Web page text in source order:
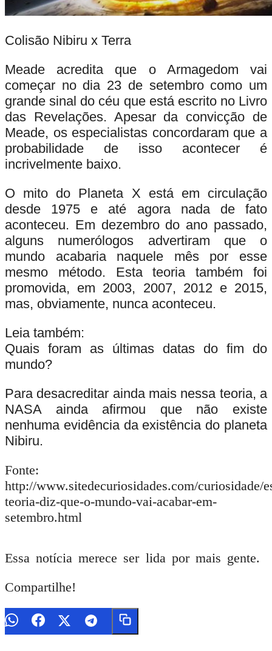
Colisão Nibiru x Terra
Meade acredita que o Armagedom vai
começar no dia 23 de setembro como um
grande sinal do céu que está escrito no Livro
das Revelações. Apesar da convicção de
Meade, os especialistas concordaram que a
probabilidade de isso acontecer é
incrivelmente baixo.
O mito do Planeta X está em circulação
desde 1975 e até agora nada de fato
aconteceu. Em dezembro do ano passado,
alguns numerólogos advertiram que o
mundo acabaria naquele mês por esse
mesmo método. Esta teoria também foi
promovida, em 2003, 2007, 2012 e 2015,
mas, obviamente, nunca aconteceu.
Leia também:
Quais foram as últimas datas do fim do
mundo?
Para desacreditar ainda mais nessa teoria, a
NASA ainda afirmou que não existe
nenhuma evidência da existência do planeta
Nibiru.
Fonte:
http://www.sitedecuriosidades.com/curiosidade/
teoria-diz-que-o-mundo-vai-acabar-em-
setembro.html
Essa notícia merece ser lida por mais gente.
Compartilhe!